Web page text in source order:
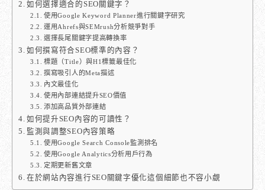
如何選擇適合的SEO關鍵字？
使用Google Keyword Planner進行關鍵字研究
運用Ahrefs與SEMrush分析競爭對手
選擇長尾關鍵字提高轉換率
如何撰寫符合SEO標準的內容？
標題（Title）與H1標籤最佳化
撰寫吸引人的Meta描述
內文最佳化
使用內部連結提升SEO價值
添加高品質外部連結
如何提升SEO內容的可讀性？
監測與調整SEO內容策略
使用Google Search Console監測排名
使用Google Analytics分析用戶行為
定期更新舊文章
在於網站內容進行SEO關鍵字優化這個細節也不容小覷